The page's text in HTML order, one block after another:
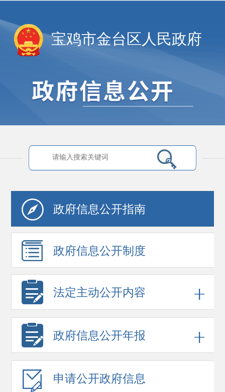
宝鸡市金台区人民政府
政府信息公开指南
政府信息公开制度
法定主动公开内容
政府信息公开年报
申请公开政府信息